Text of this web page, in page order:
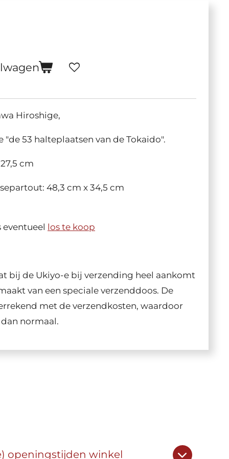
Hiroshige,
"de 53 halteplaatsen van de Tokaido".
cm
48,3 cm x 34,5 cm
eventueel los te koop
bij de Ukiyo-e bij verzending heel aankomt
van een speciale verzenddoos. De
met de verzendkosten, waardoor
normaal.
openingstijden winkel